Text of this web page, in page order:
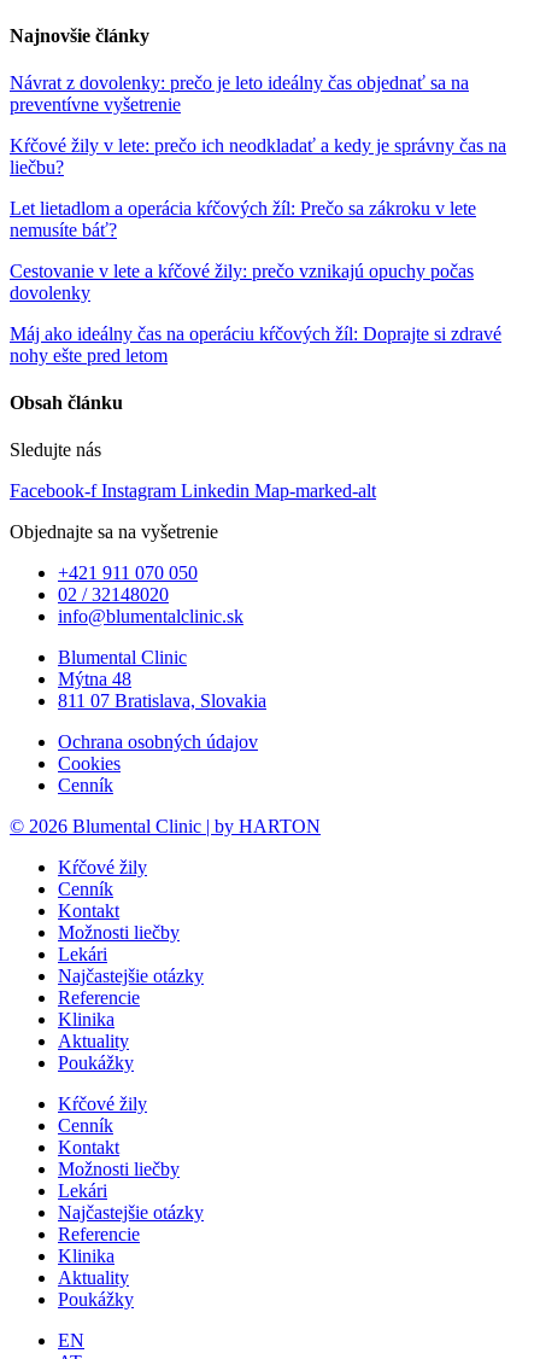
Najnovšie články
Návrat z dovolenky: prečo je leto ideálny čas objednať sa na
preventívne vyšetrenie
Kŕčové žily v lete: prečo ich neodkladať a kedy je správny čas na
liečbu?
Let lietadlom a operácia kŕčových žíl: Prečo sa zákroku v lete
nemusíte báť?
Cestovanie v lete a kŕčové žily: prečo vznikajú opuchy počas
dovolenky
Máj ako ideálny čas na operáciu kŕčových žíl: Doprajte si zdravé
nohy ešte pred letom
Obsah článku
Sledujte nás
Facebook-f Instagram Linkedin Map-marked-alt
Objednajte sa na vyšetrenie
+421 911 070 050
02 / 32148020
info@blumentalclinic.sk
Blumental Clinic
Mýtna 48
811 07 Bratislava, Slovakia
Ochrana osobných údajov
Cookies
Cenník
© 2026 Blumental Clinic | by HARTON
Kŕčové žily
Cenník
Kontakt
Možnosti liečby
Lekári
Najčastejšie otázky
Referencie
Klinika
Aktuality
Poukážky
Kŕčové žily
Cenník
Kontakt
Možnosti liečby
Lekári
Najčastejšie otázky
Referencie
Klinika
Aktuality
Poukážky
EN